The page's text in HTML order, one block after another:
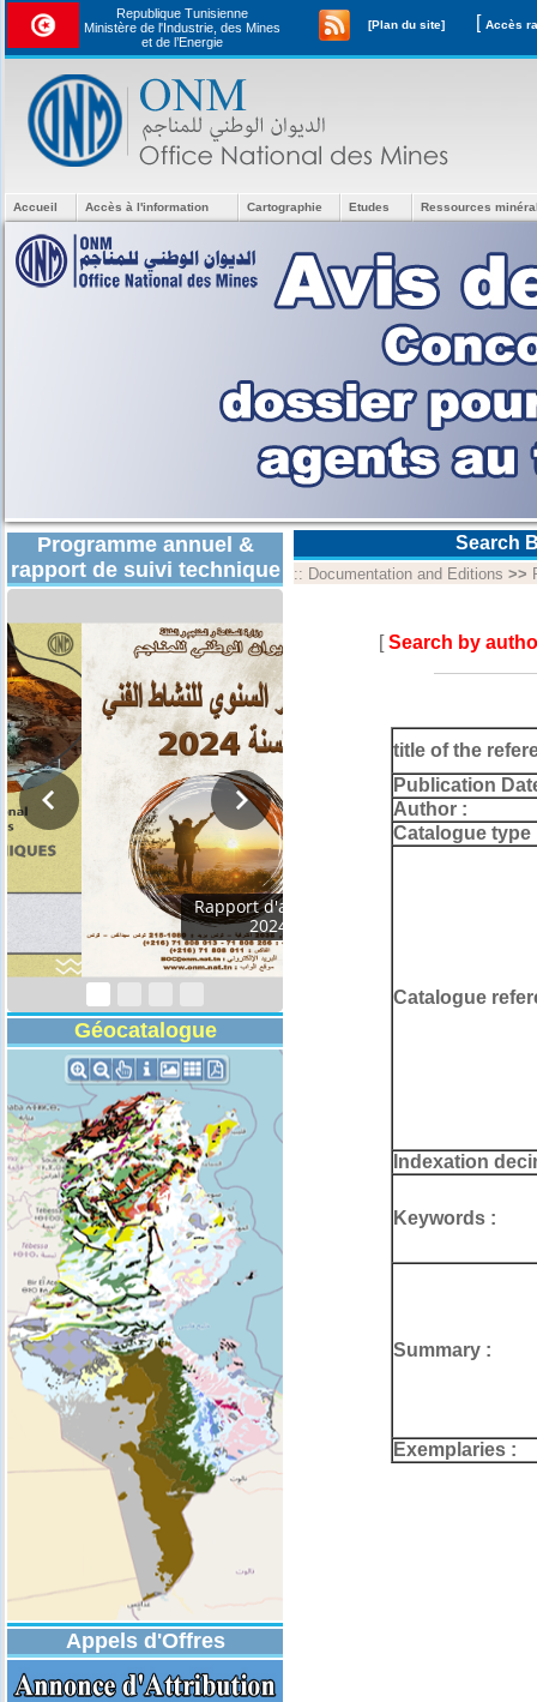
Republique Tunisienne
Ministère de l'Industrie, des Mines
et de l’Energie
[Plan du site] [
Accueil Accès à l'information Cartographie Etudes Ressources
Programme annuel &
rapport de suivi technique
Programmes
Techniques 2026
Géocatalogue
Appels d'Offres
Search
:: Documentation and Editions >>
[Search by
title of the
Publication
Author :
Catalogue type
Catalogue
Indexation
Keywords :
Summary :
Exemplaries :